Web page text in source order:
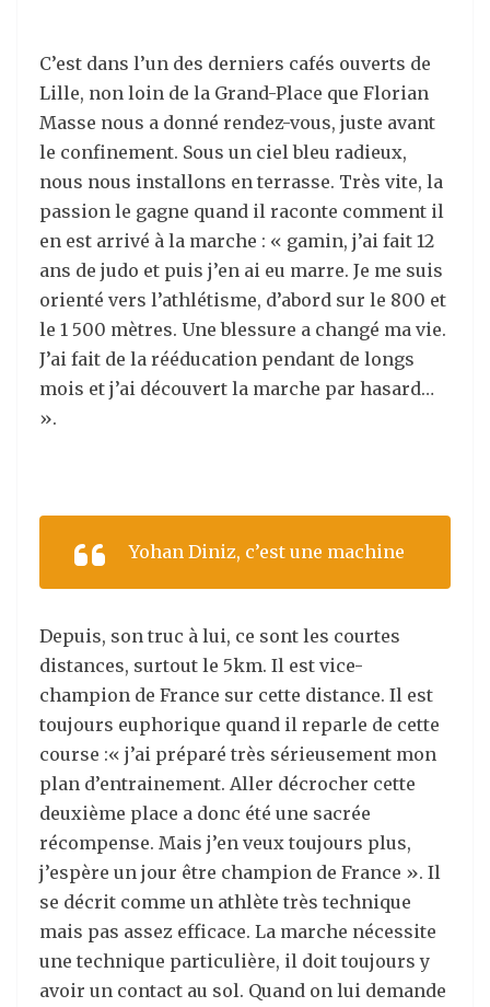
C’est dans l’un des derniers cafés ouverts de
Lille, non loin de la Grand-Place que Florian
Masse nous a donné rendez-vous, juste avant
le confinement. Sous un ciel bleu radieux,
nous nous installons en terrasse. Très vite, la
passion le gagne quand il raconte comment il
en est arrivé à la marche : « gamin, j’ai fait 12
ans de judo et puis j’en ai eu marre. Je me suis
orienté vers l’athlétisme, d’abord sur le 800 et
le 1 500 mètres. Une blessure a changé ma vie.
J’ai fait de la rééducation pendant de longs
mois et j’ai découvert la marche par hasard…
».
Yohan Diniz, c’est une machine
Depuis, son truc à lui, ce sont les courtes
distances, surtout le 5km. Il est vice-
champion de France sur cette distance. Il est
toujours euphorique quand il reparle de cette
course :« j’ai préparé très sérieusement mon
plan d’entrainement. Aller décrocher cette
deuxième place a donc été une sacrée
récompense. Mais j’en veux toujours plus,
j’espère un jour être champion de France ». Il
se décrit comme un athlète très technique
mais pas assez efficace. La marche nécessite
une technique particulière, il doit toujours y
avoir un contact au sol. Quand on lui demande